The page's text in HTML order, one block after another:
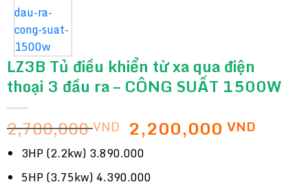
LZ3B Tủ điều khiển từ xa qua điện
thoại 3 đầu ra – CÔNG SUẤT 1500W
2,700,000VND Giá
gốc
là:
2,700,000 VND.
2,200,000VND
3HP (2.2kw) 3.890.000
5HP (3.75kw) 4.390.000